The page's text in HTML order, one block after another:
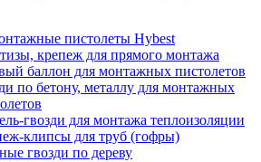
пистолеты Hybest
крепеж для прямого монтажа
баллон для монтажных пистолетов
по бетону, металлу для монтажных
гвозди для монтажа теплоизоляции
клипсы для труб (гофры)
гвозди по дереву